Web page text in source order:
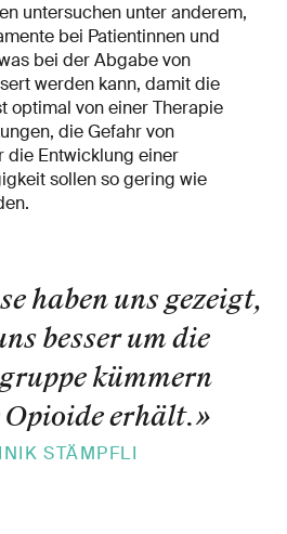
untersuchen unter anderem,
bei Patientinnen und
bei der Abgabe von
werden kann, damit die
optimal von einer Therapie
die Gefahr von
die Entwicklung einer
sollen so gering wie
haben uns gezeigt,
besser um die
kümmern
Opioide erhält.»
STÄMPFLI